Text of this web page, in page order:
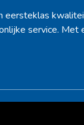
service.